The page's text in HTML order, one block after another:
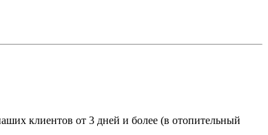
клиентов от 3 дней и более (в отопительный